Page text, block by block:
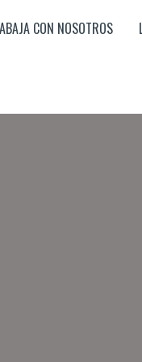
CON NOSOTROS